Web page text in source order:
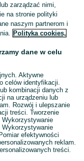
Zobacz
zarządzać nimi,
na stronie polityki
naszym partnerom i
Polityka cookies,
dane w celu
Aktywne
celów identyfikacji.
kombinacji danych z
na urządzeniu lub
Rozwój i ulepszanie
treści. Tworzenie
efektywności
reklam.
treści.